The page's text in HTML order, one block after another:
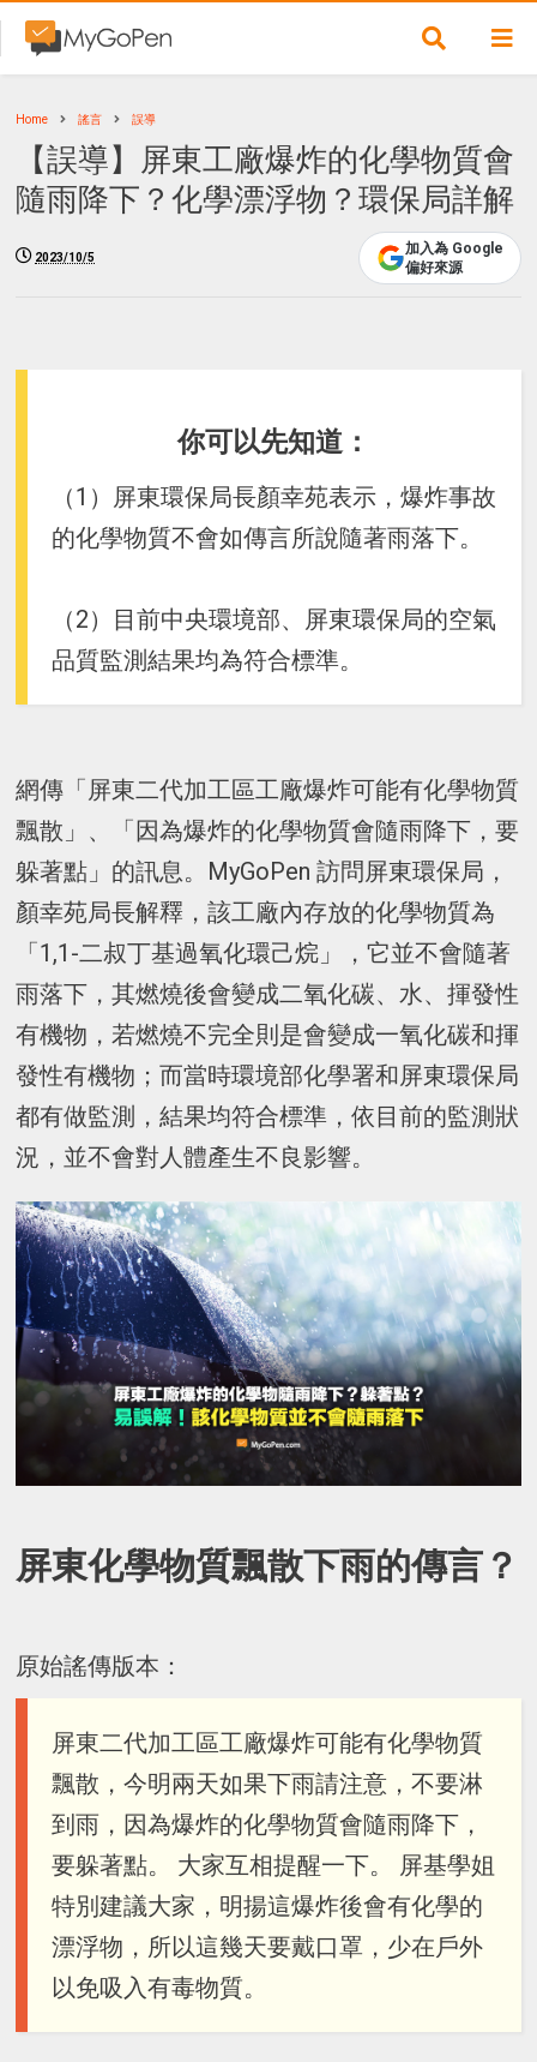
Home 謠言 誤導
【誤導】屏東工廠爆炸的化學物質會
隨雨降下？化學漂浮物？環保局詳解
2023/10/5
加入為 Google
偏好來源
你可以先知道：
（1）屏東環保局長顏幸苑表示，爆炸事故
的化學物質不會如傳言所說隨著雨落下。
（2）目前中央環境部、屏東環保局的空氣
品質監測結果均為符合標準。
網傳「屏東二代加工區工廠爆炸可能有化學物質
飄散」、「因為爆炸的化學物質會隨雨降下，要
躲著點」的訊息。MyGoPen 訪問屏東環保局，
顏幸苑局長解釋，該工廠內存放的化學物質為
「1,1-二叔丁基過氧化環己烷」，它並不會隨著
雨落下，其燃燒後會變成二氧化碳、水、揮發性
有機物，若燃燒不完全則是會變成一氧化碳和揮
發性有機物；而當時環境部化學署和屏東環保局
都有做監測，結果均符合標準，依目前的監測狀
況，並不會對人體產生不良影響。
屏東化學物質飄散下雨的傳言？
原始謠傳版本：
屏東二代加工區工廠爆炸可能有化學物質
飄散，今明兩天如果下雨請注意，不要淋
到雨，因為爆炸的化學物質會隨雨降下，
要躲著點。 大家互相提醒一下。 屏基學姐
特別建議大家，明揚這爆炸後會有化學的
漂浮物，所以這幾天要戴口罩，少在戶外
以免吸入有毒物質。